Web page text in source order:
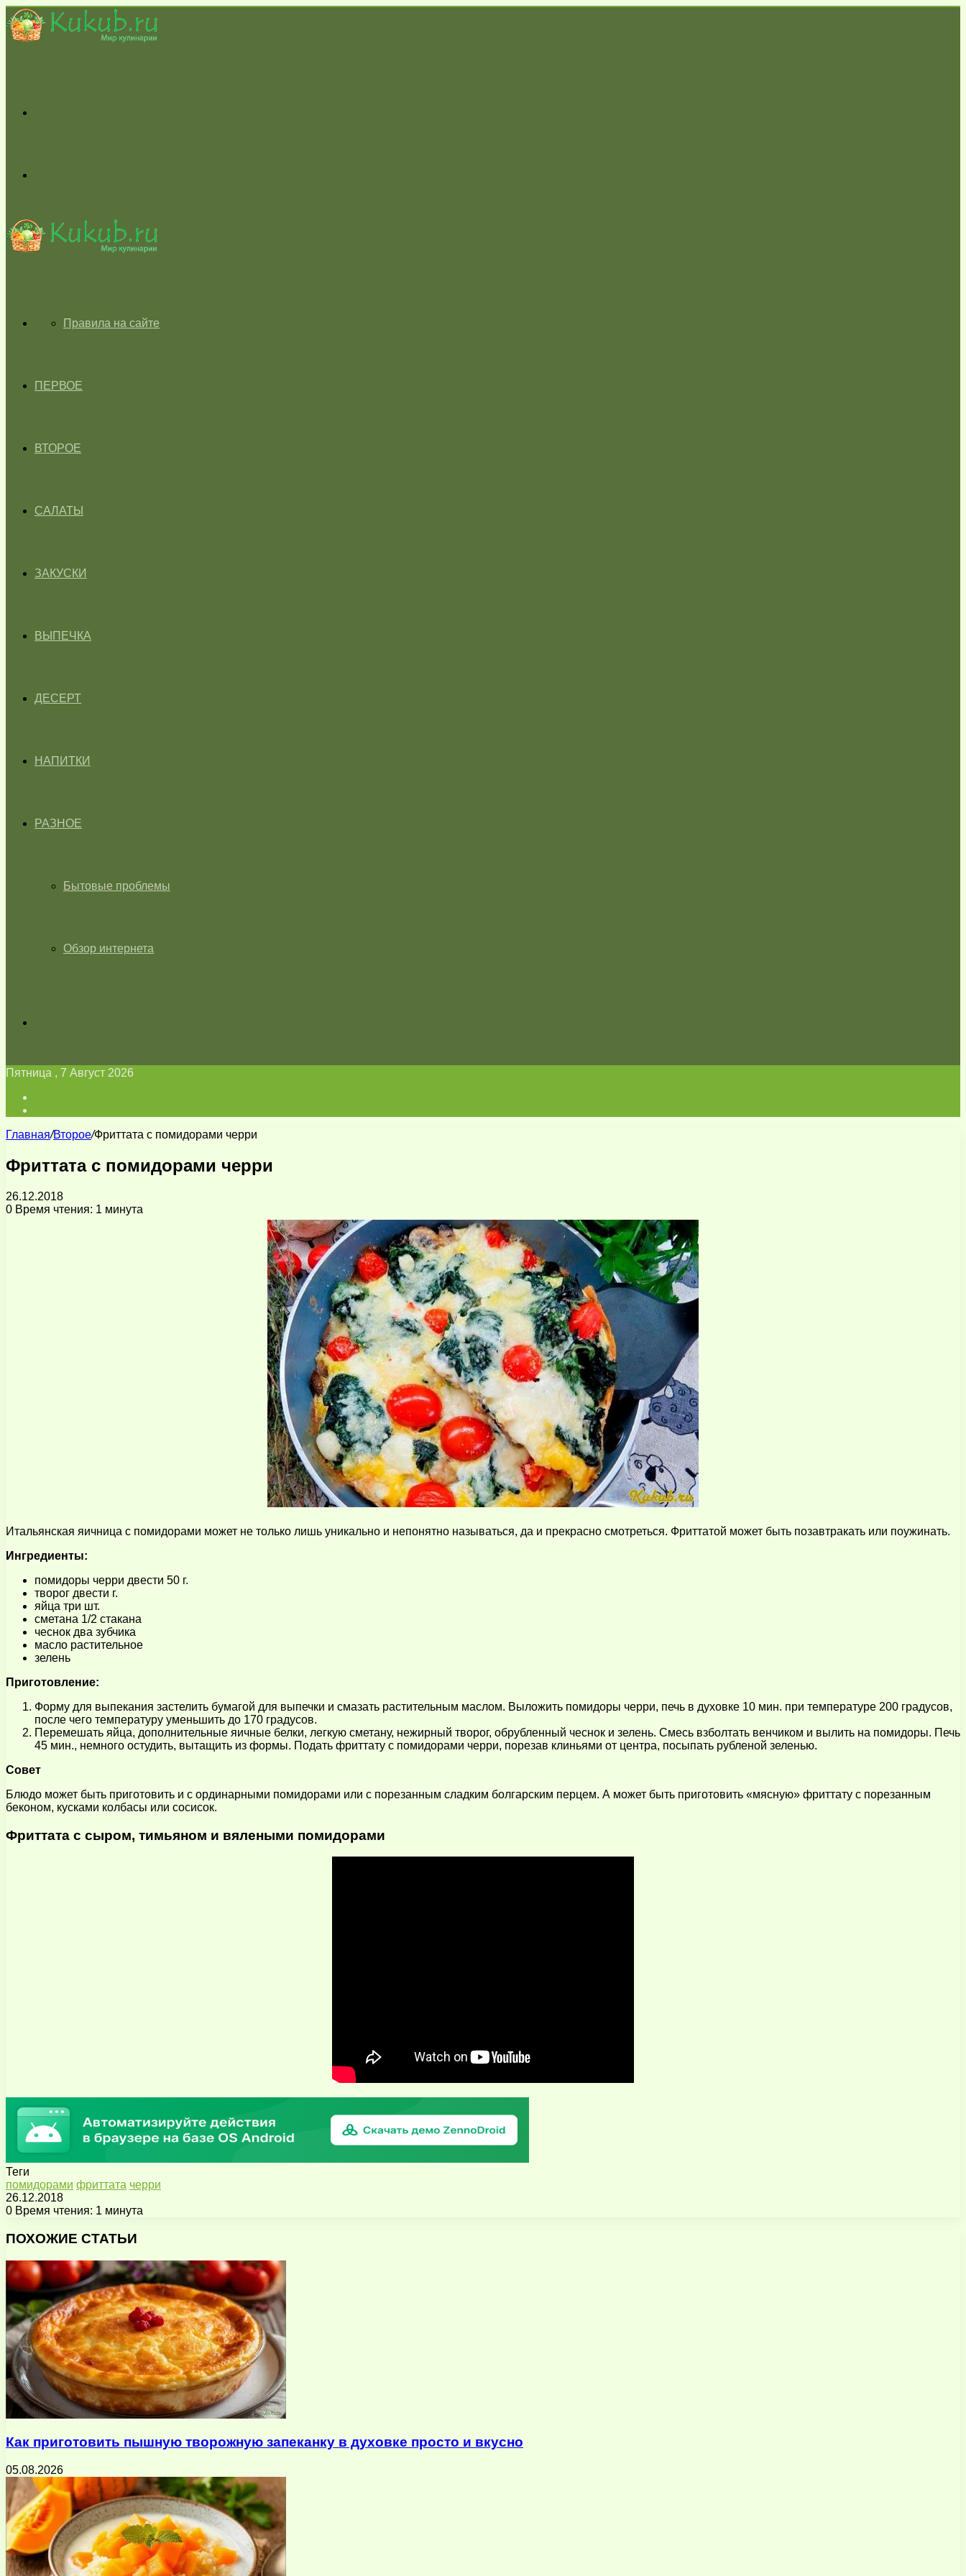
skin
ГЛАВНАЯПравила на сайте
ПЕРВОЕ
ВТОРОЕ
САЛАТЫ
ЗАКУСКИ
ВЫПЕЧКА
ДЕСЕРТ
НАПИТКИ
РАЗНОЕ
Бытовые проблемы
Обзор интернета
Пятница , 7 Август 2026
Главная/Второе/Фриттата с помидорами черри
Фриттата с помидорами черри
26.12.2018
0 Время чтения: 1 минута
Итальянская яичница с помидорами может не только лишь уникально и непонятно называться, да и прекрасно смотреться. Фриттатой может быть позавтракать или поужинать.
Ингредиенты:
помидоры черри двести 50 г.
творог двести г.
яйца три шт.
сметана 1/2 стакана
чеснок два зубчика
масло растительное
зелень
Приготовление:
Форму для выпекания застелить бумагой для выпечки и смазать растительным маслом. Выложить помидоры черри, печь в духовке 10 мин. при температуре 200 градусов,
после чего температуру уменьшить до 170 градусов.
Перемешать яйца, дополнительные яичные белки, легкую сметану, нежирный творог, обрубленный чеснок и зелень. Смесь взболтать венчиком и вылить на помидоры. Печь
45 мин., немного остудить, вытащить из формы. Подать фриттату с помидорами черри, порезав клиньями от центра, посыпать рубленой зеленью.
Совет
Блюдо может быть приготовить и с ординарными помидорами или с порезанным сладким болгарским перцем. А может быть приготовить «мясную» фриттату с порезанным
беконом, кусками колбасы или сосисок.
Фриттата с сыром, тимьяном и вялеными помидорами
Теги
помидорами фриттата черри
26.12.2018
0 Время чтения: 1 минута
через
почту
ПОХОЖИЕ СТАТЬИ
Как приготовить пышную творожную запеканку в духовке просто и вкусно
05.08.2026